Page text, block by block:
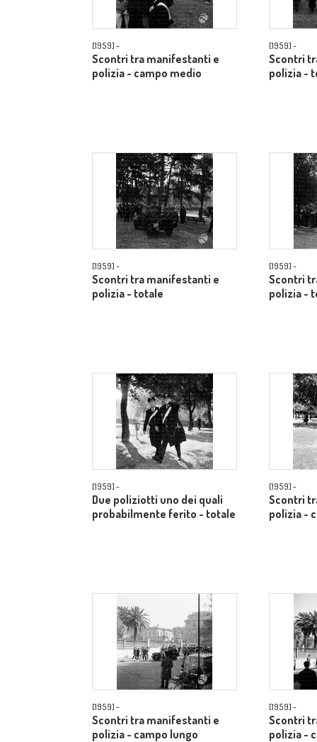
[1959] -
Scontri tra manifestanti e
polizia - campo medio
[1959] -
Scontri
polizia -
[1959] -
Scontri tra manifestanti e
polizia - totale
[1959] -
Scontri
polizia -
[1959] -
Due poliziotti uno dei quali
probabilmente ferito - totale
[1959] -
Scontri
polizia -
[1959] -
Scontri tra manifestanti e
polizia - campo lungo
[1959] -
Scontri
polizia -